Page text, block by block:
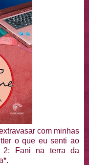
com minhas
o que eu senti ao
2: Fani na terra da